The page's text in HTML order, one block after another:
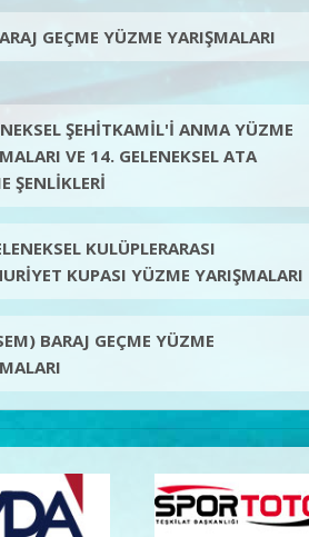
GEÇME YÜZME YARIŞMALARI
ŞEHİTKAMİL'İ ANMA YÜZME
VE 14. GELENEKSEL ATA
ŞENLİKLERİ
KULÜPLERARASI
KUPASI YÜZME YARIŞMALARI
BARAJ GEÇME YÜZME